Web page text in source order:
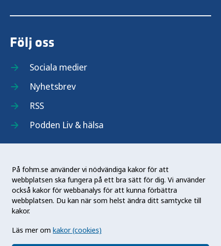
På fohm.se använder vi nödvändiga kakor för att
webbplatsen ska fungera på ett bra sätt för dig. Vi använder
också kakor för webbanalys för att kunna förbättra
webbplatsen. Du kan när som helst ändra ditt samtycke till
kakor.
Läs mer om kakor (cookies)
Följ oss
Sociala medier
Nyhetsbrev
RSS
Podden Liv & hälsa
Folkhälsomyndigheten (Fohm) är en nationell
kunskapsmyndighet som arbetar för en bättre
folkhälsa. Det gör myndigheten genom att
främja hälsa, förebygga ohälsa och skydda mot